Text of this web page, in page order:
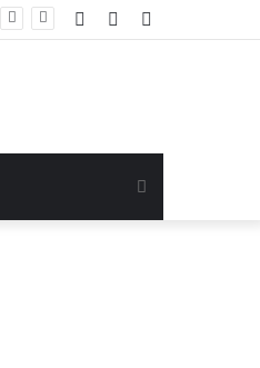
Random
Log
Search